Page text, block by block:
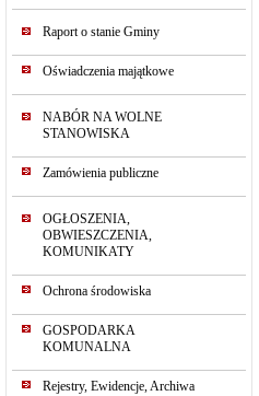
Raport o stanie Gminy
Oświadczenia majątkowe
NABÓR NA WOLNE
STANOWISKA
Zamówienia publiczne
OGŁOSZENIA,
OBWIESZCZENIA,
KOMUNIKATY
Ochrona środowiska
GOSPODARKA
KOMUNALNA
Rejestry, Ewidencje, Archiwa